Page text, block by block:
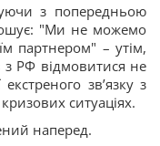
з попередньою
"Ми не можемо
партнером" – утім,
з РФ відмовитися не
зв’язку з
ситуаціях.
наперед.